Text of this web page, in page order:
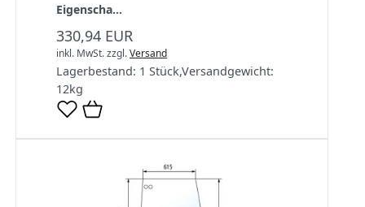
Eigenscha...
330,94 EUR
inkl. MwSt.zzgl.Versand
Lagerbestand: 1 Stück,Versandgewicht:
12kg